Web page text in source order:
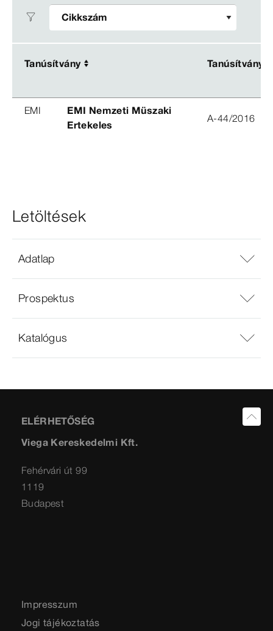
Tanúsítvány Tanúsítvány
Tanúsítvány Tanúsítvány
EMI
EMI Nemzeti Müszaki
Ertekeles
A-44/2016
Letöltések
Adatlap
Prospektus
Katalógus
ELÉRHETŐSÉG
Viega Kereskedelmi Kft.
Fehérvári út 99
1119
Budapest
Impresszum
Jogi tájékoztatás